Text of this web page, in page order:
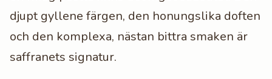
djupt gyllene färgen, den honungslika doften
och den komplexa, nästan bittra smaken är
saffranets signatur.